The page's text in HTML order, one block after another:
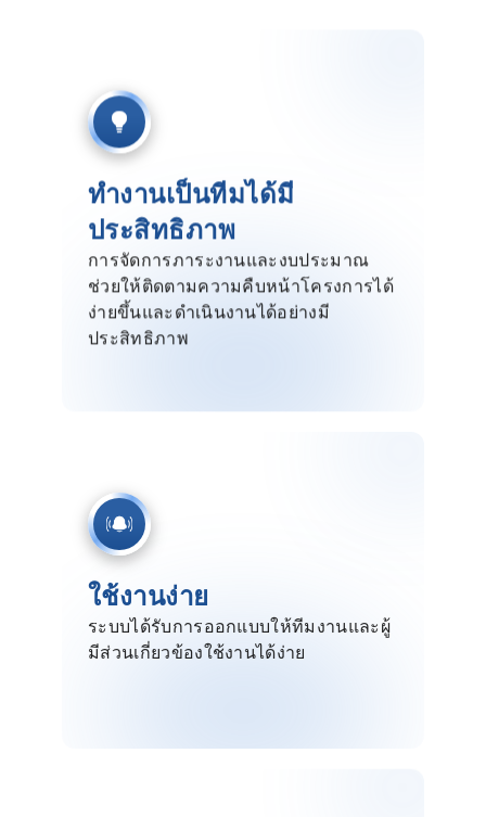
ทำงานเป็นทีมได้มี
ประสิทธิภาพ
การจัดการภาระงานและงบประมาณ
ช่วยให้ติดตามความคืบหน้าโครงการได้
ง่ายขึ้นและดำเนินงานได้อย่างมี
ประสิทธิภาพ
ใช้งานง่าย
ระบบได้รับการออกแบบให้ทีมงานและผู้
มีส่วนเกี่ยวข้องใช้งานได้ง่าย